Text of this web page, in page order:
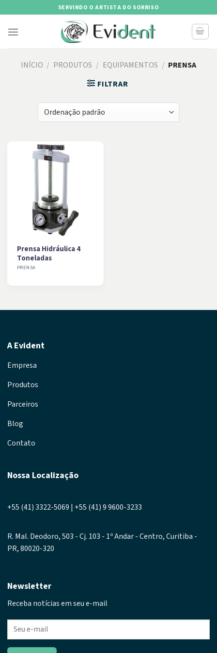
to
content
SERVINDO O ARTISTA DO SORRISO
INÍCIO / PRODUTOS / EQUIPAMENTOS / PRENSA
FILTRAR
PRENSA
Prensa Hidráulica 4
Toneladas
A Evident
Empresa
Produtos
Parceiros
Blog
Contato
Nossa Localização
+55 (41) 3322-5069 | +55 (41) 9 9600-3233
R. Mal. Deodoro, 503 - Cj. 103 - 1º Andar - Centro, Curitiba -
PR, 80020-320
Newsletter
Receba notícias em seu e-mail